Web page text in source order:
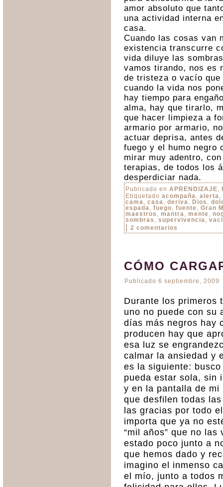
amor absoluto que
una actividad interna
casa.
Cuando las cosas van
existencia transcurre
vida diluye las
vamos tirando, nos es
de tristeza o vacío que
cuando la vida nos
hay tiempo para
alma, hay que tirarlo,
que hacer limpieza a
armario por armario,
actuar deprisa, antes
fuego y el humo negro
mirar muy adentro,
terapias, de todos los
desperdiciar nada.
Publicado en APRENDIZAJE,
Etiquetado acompaña, alerta,
cama, casa, deriva, Dios ,
espada, fuego, fuente, Gran
maestros , mantra, mente,
sombras , supervivencia,
2 comentarios
CÓMO
Publicado 6 septiembre, 2009
Durante los primeros
uno no puede con su
días más negros hay
producen hay que
esa luz se
calmar la ansiedad y
es la siguiente:
pueda estar sola, sin
y en la pantalla de mi
que desfilen todas
las gracias por todo
importa que ya no
“mil años” que no
estado poco junto a
que hemos dado y
imagino el inmenso
el mío, junto a todos